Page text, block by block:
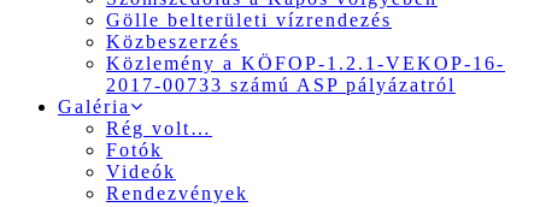
Gölle belterületi vízrendezés
Közbeszerzés
Közlemény a KÖFOP-1.2.1-VEKOP-16-
2017-00733 számú ASP pályázatról
Galéria
Rég volt…
Fotók
Videók
Rendezvények